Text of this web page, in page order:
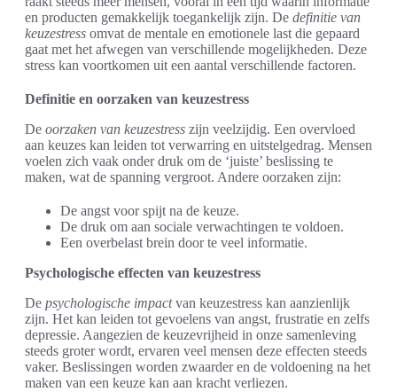
en producten gemakkelijk toegankelijk zijn. De definitie van
keuzestress omvat de mentale en emotionele last die gepaard
gaat met het afwegen van verschillende mogelijkheden. Deze
stress kan voortkomen uit een aantal verschillende factoren.
Definitie en oorzaken van keuzestress
De oorzaken van keuzestress zijn veelzijdig. Een overvloed
aan keuzes kan leiden tot verwarring en uitstelgedrag. Mensen
voelen zich vaak onder druk om de ‘juiste’ beslissing te
maken, wat de spanning vergroot. Andere oorzaken zijn:
De angst voor spijt na de keuze.
De druk om aan sociale verwachtingen te voldoen.
Een overbelast brein door te veel informatie.
Psychologische effecten van keuzestress
De psychologische impactvan keuzestress kan aanzienlijk
zijn. Het kan leiden tot gevoelens van angst, frustratie en zelfs
depressie. Aangezien de keuzevrijheid in onze samenleving
steeds groter wordt, ervaren veel mensen deze effecten steeds
vaker. Beslissingen worden zwaarder en de voldoening na het
maken van een keuze kan aan kracht verliezen.